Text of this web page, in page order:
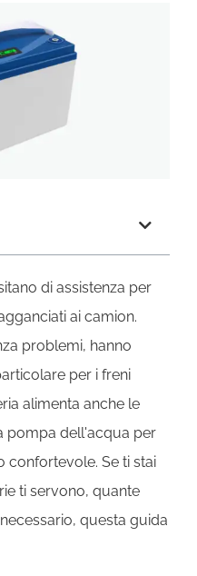
di assistenza per
ai camion.
problemi, hanno
per i freni
alimenta anche le
pompa dell'acqua per
confortevole. Se ti stai
ti servono, quante
questa guida